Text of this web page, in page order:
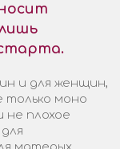
и для женщин,
только моно
не плохое